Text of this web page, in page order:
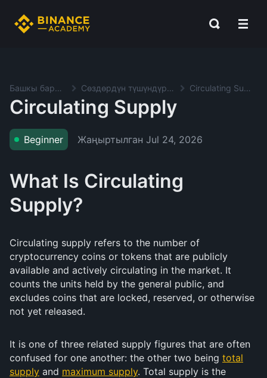
Башкы баракча Сөздөрдүн түшүндүрмөсү Circulating Supply
Circulating Supply
Beginner Жаңыртылган Jul 24, 2026
What Is Circulating
Supply?
Circulating supply refers to the number of
cryptocurrency coins or tokens that are publicly
available and actively circulating in the market. It
counts the units held by the general public, and
excludes coins that are locked, reserved, or otherwise
not yet released.
It is one of three related supply figures that are often
confused for one another: the other two being total
supply and maximum supply. Total supply is the